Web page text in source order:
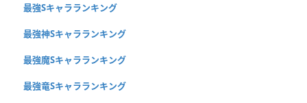
最強Sキャラランキング
最強神Sキャラランキング
最強魔Sキャラランキング
最強竜Sキャラランキング